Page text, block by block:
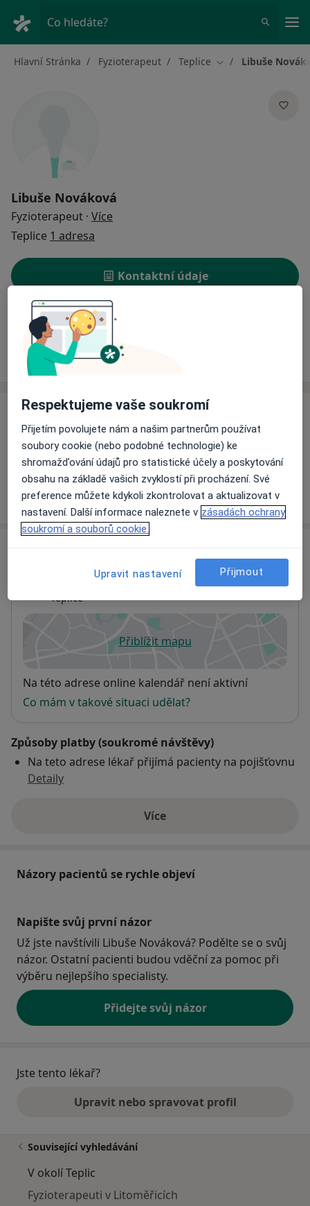
Co hledáte?
Hlavní Stránka Fyzioterapeut Teplice Změna města
Libuše
Libuše Nováková
Fyzioterapeut · Více
Teplice 1 adresa
Kontaktní údaje
Rezervovat termín
Ceník Adresy
Ceník
Informace o službách a cenách nejsou k dispozici
Tento specialista ještě nepřidával žádné informace o
svých službách.
Ordinace
Teplice
Přiblížit mapuse otevře v nové záložce
Dostupnost
Na této adrese online kalendář není aktivní
Co mám v takové situaci udělat?
Způsoby platby (soukromé návštěvy)
Na teto adrese lékař přijímá pacienty na pojišťovnu
Detaily
Víceo adrese
Názory pacientů se rychle objeví
Napište svůj první názor
Už jste navštívili Libuše Nováková? Podělte se o svůj
názor. Ostatní pacienti budou vděční za pomoc při
výběru nejlepšího specialisty.
Přidejte svůj názor
Jste tento lékař?
Upravit nebo spravovat profil
Související vyhledávání
V okolí Teplic
Fyzioterapeuti v Litoměřicích
Respektujeme vaše soukromí
Přijetím povolujete nám a našim partnerům používat
soubory cookie (nebo podobné technologie) ke
shromažďování údajů pro statistické účely a poskytování
obsahu na základě vašich zvyklostí při procházení. Své
preference můžete kdykoli zkontrolovat a aktualizovat v
nastavení. Další informace naleznete v zásadách ochrany
soukromí a souborů cookie.
Upravit nastavení Přijmout